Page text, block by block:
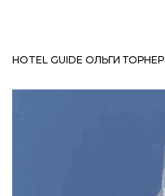
HOTEL GUIDE ОЛЬГИ ТОРНЕР